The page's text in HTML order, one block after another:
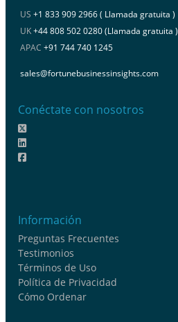
US +1 833 909 2966 ( Llamada gratuita )
UK+44 808 502 0280 (Llamada gratuita )
APAC +91 744 740 1245
sales@fortunebusinessinsights.com
Conéctate con nosotros
Información
Preguntas Frecuentes
Testimonios
Términos de Uso
Política de Privacidad
Cómo Ordenar